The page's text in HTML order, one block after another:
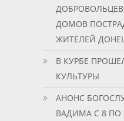
ДОМОВ
ЖИТЕЛЕЙ
В КУРБЕ
КУЛЬТУРЫ
АНОНС
ВАДИМА С 8 ПО